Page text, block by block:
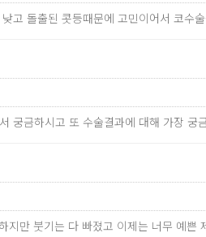
고 돌출된 콧등때문에 고민이어서 코
궁금하시고 또 수술결과에 대해 가장
만 붓기는 다 빠졌고 이제는 너무 예